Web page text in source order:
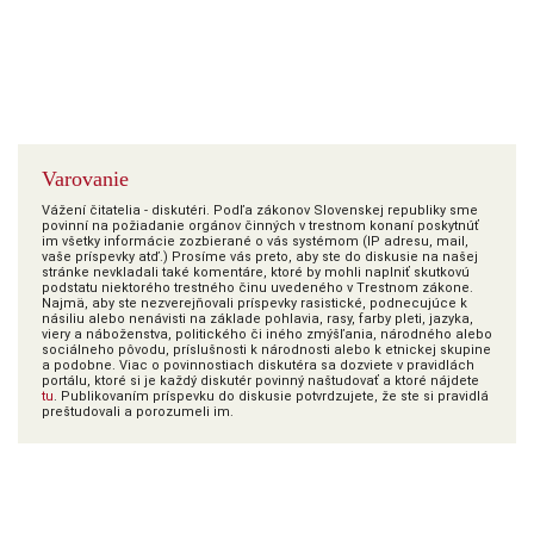
Varovanie
Vážení čitatelia - diskutéri. Podľa zákonov Slovenskej republiky sme
povinní na požiadanie orgánov činných v trestnom konaní poskytnúť
im všetky informácie zozbierané o vás systémom (IP adresu, mail,
vaše príspevky atď.) Prosíme vás preto, aby ste do diskusie na našej
stránke nevkladali také komentáre, ktoré by mohli naplniť skutkovú
podstatu niektorého trestného činu uvedeného v Trestnom zákone.
Najmä, aby ste nezverejňovali príspevky rasistické, podnecujúce k
násiliu alebo nenávisti na základe pohlavia, rasy, farby pleti, jazyka,
viery a náboženstva, politického či iného zmýšľania, národného alebo
sociálneho pôvodu, príslušnosti k národnosti alebo k etnickej skupine
a podobne. Viac o povinnostiach diskutéra sa dozviete v pravidlách
portálu, ktoré si je každý diskutér povinný naštudovať a ktoré nájdete
tu. Publikovaním príspevku do diskusie potvrdzujete, že ste si pravidlá
preštudovali a porozumeli im.